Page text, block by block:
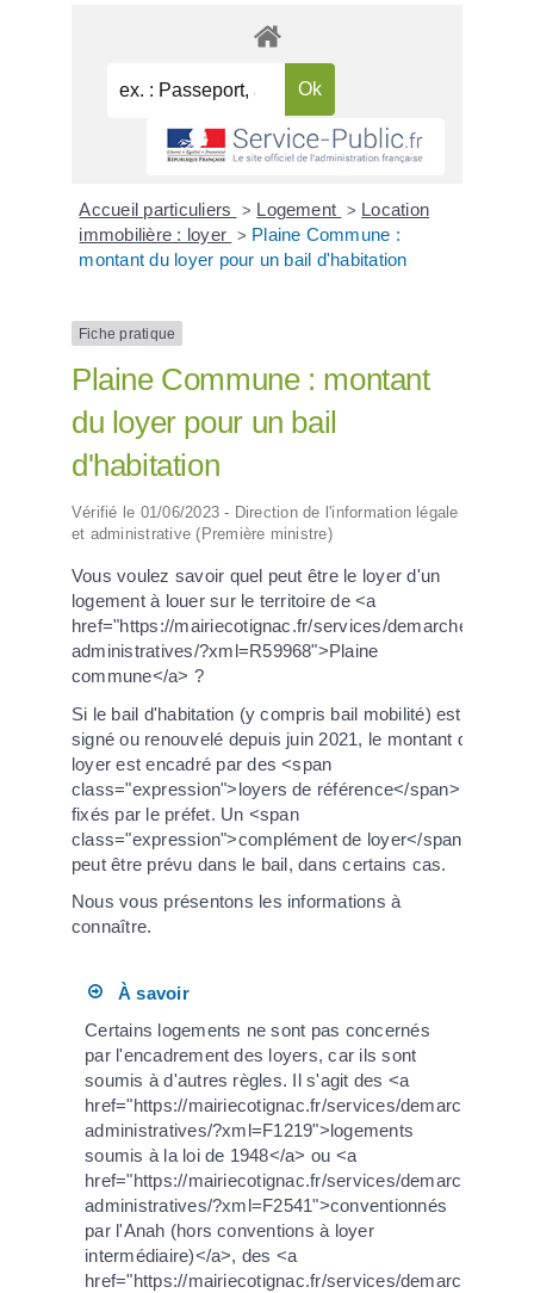
Accueil particuliers > Logement > Location
immobilière : loyer > Plaine Commune :
montant du loyer pour un bail d'habitation
Fiche pratique
Plaine Commune : montant
du loyer pour un bail
d'habitation
Vérifié le 01/06/2023 - Direction de l'information légale
et administrative (Première ministre)
Vous voulez savoir quel peut être le loyer d'un
logement à louer sur le territoire de <a
href="https://mairiecotignac.fr/services/demarches-
administratives/?xml=R59968">Plaine
commune</a> ?
Si le bail d'habitation (y compris bail mobilité) est
signé ou renouvelé depuis juin 2021, le montant du
loyer est encadré par des <span
class="expression">loyers de référence</span>
fixés par le préfet. Un <span
class="expression">complément de loyer</span>
peut être prévu dans le bail, dans certains cas.
Nous vous présentons les informations à
connaître.
À savoir
Certains logements ne sont pas concernés
par l'encadrement des loyers, car ils sont
soumis à d'autres règles. Il s'agit des <a
href="https://mairiecotignac.fr/services/demarches-
administratives/?xml=F1219">logements
soumis à la loi de 1948</a> ou <a
href="https://mairiecotignac.fr/services/demarches-
administratives/?xml=F2541">conventionnés
par l'Anah (hors conventions à loyer
intermédiaire)</a>, des <a
href="https://mairiecotignac.fr/services/demarches-